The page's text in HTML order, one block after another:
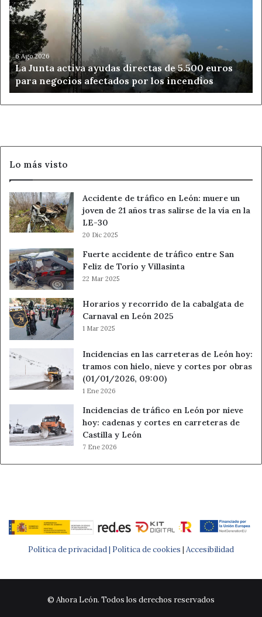
ayudas
directas
de
5.500
euros
para
negocios
afectados
por
6 Ago 2026
La Junta activa ayudas directas de 5.500 euros
para negocios afectados por los incendios
Lo más visto
Accidente de tráfico en León: muere un
joven de 21 años tras salirse de la vía en la
LE-30
20 Dic 2025
Fuerte accidente de tráfico entre San
Feliz de Torío y Villasinta
22 Mar 2025
Horarios y recorrido de la cabalgata de
Carnaval en León 2025
1 Mar 2025
Incidencias en las carreteras de León hoy:
tramos con hielo, nieve y cortes por obras
(01/01/2026, 09:00)
1 Ene 2026
Incidencias de tráfico en León por nieve
hoy: cadenas y cortes en carreteras de
Castilla y León
7 Ene 2026
Política de privacidad | Política de cookies | Accesibilidad
© Ahora León. Todos los derechos reservados